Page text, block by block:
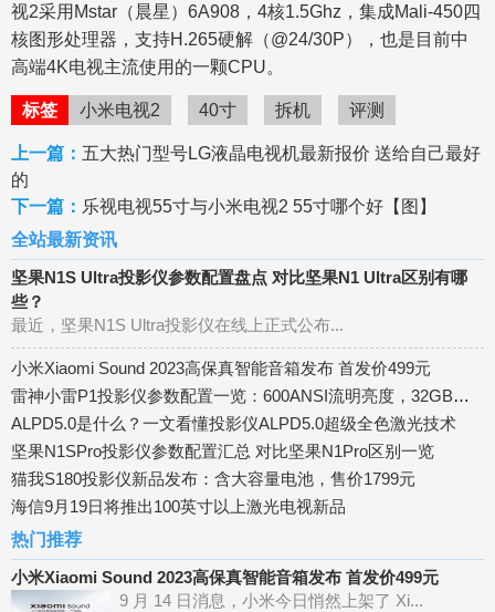
视2采用Mstar（晨星）6A908，4核1.5Ghz，集成Mali-450四
核图形处理器，支持H.265硬解（@24/30P），也是目前中
高端4K电视主流使用的一颗CPU。
标签 小米电视2 40寸 拆机 评测
上一篇： 五大热门型号LG液晶电视机最新报价 送给自己最好
的
下一篇： 乐视电视55寸与小米电视2 55寸哪个好【图】
全站最新资讯
坚果N1S Ultra投影仪参数配置盘点 对比坚果N1 Ultra区别有哪
些？
最近，坚果N1S Ultra投影仪在线上正式公布...
小米Xiaomi Sound 2023高保真智能音箱发布 首发价499元
雷神小雷P1投影仪参数配置一览：600ANSI流明亮度，32GB内存
ALPD5.0是什么？一文看懂投影仪ALPD5.0超级全色激光技术
坚果N1SPro投影仪参数配置汇总 对比坚果N1Pro区别一览
猫我S180投影仪新品发布：含大容量电池，售价1799元
海信9月19日将推出100英寸以上激光电视新品
热门推荐
小米Xiaomi Sound 2023高保真智能音箱发布 首发价499元
9 月 14 日消息，小米今日悄然上架了 Xi...